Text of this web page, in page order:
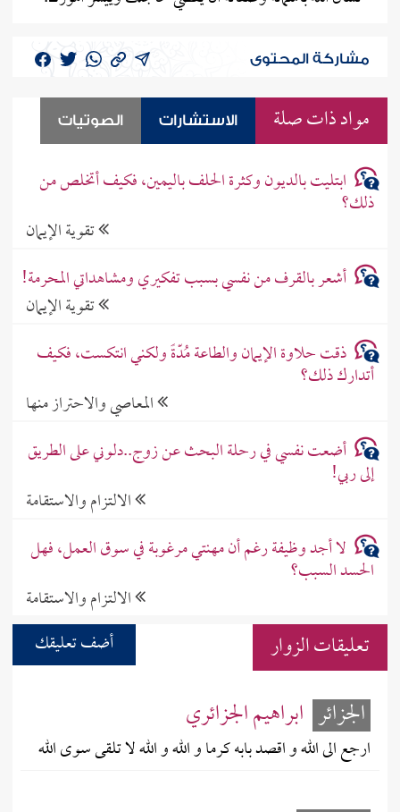
مشاركة المحتوى
مواد ذات صلة الاستشارات الصوتيات
ابتليت بالديون وكثرة الحلف باليمين، فكيف أتخلص من
ذلك؟
تقوية الإيمان
أشعر بالقرف من نفسي بسبب تفكيري ومشاهداتي المحرمة!
تقوية الإيمان
ذقت حلاوة الإيمان والطاعة مُدّةً ولكني انتكست، فكيف
أتدارك ذلك؟
المعاصي والاحتراز منها
أضعت نفسي في رحلة البحث عن زوج..دلوني على الطريق
إلى ربي!
الالتزام والاستقامة
لا أجد وظيفة رغم أن مهنتي مرغوبة في سوق العمل، فهل
الحسد السبب؟
الالتزام والاستقامة
تعليقات الزوار أضف تعليقك
الجزائر ابراهيم الجزائري
ارجع الى الله و اقصد بابه كرما و الله و الله لا تلقى سوى الله